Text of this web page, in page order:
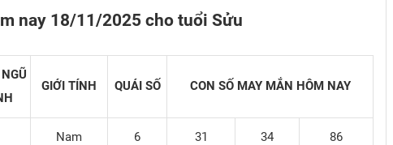
nay 18/11/2025 cho tuổi Sửu
GIỚI TÍNH QUÁI SỐ CON SỐ MAY MẮN HÔM NAY
Nam 6 31 34 86